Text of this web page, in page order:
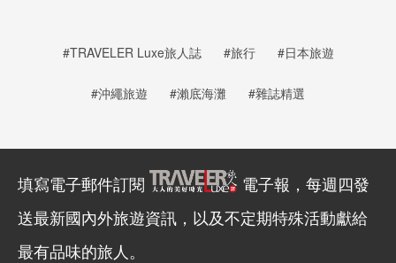
#TRAVELER Luxe旅人誌 #旅行 #日本旅遊
#沖繩旅遊 #瀨底海灘 #雜誌精選
填寫電子郵件訂閱
電子報，每週四發
送最新國內外旅遊資訊，以及不定期特殊活動獻給
最有品味的旅人。